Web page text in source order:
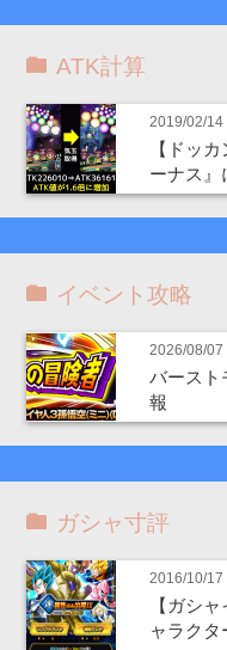
ATK計算
2019/02/14
【ドッ
ーナス』
イベント攻略
2026/08/07
バースト
報
ガシャ寸評
2016/10/17
【ガシ
ャラクタ